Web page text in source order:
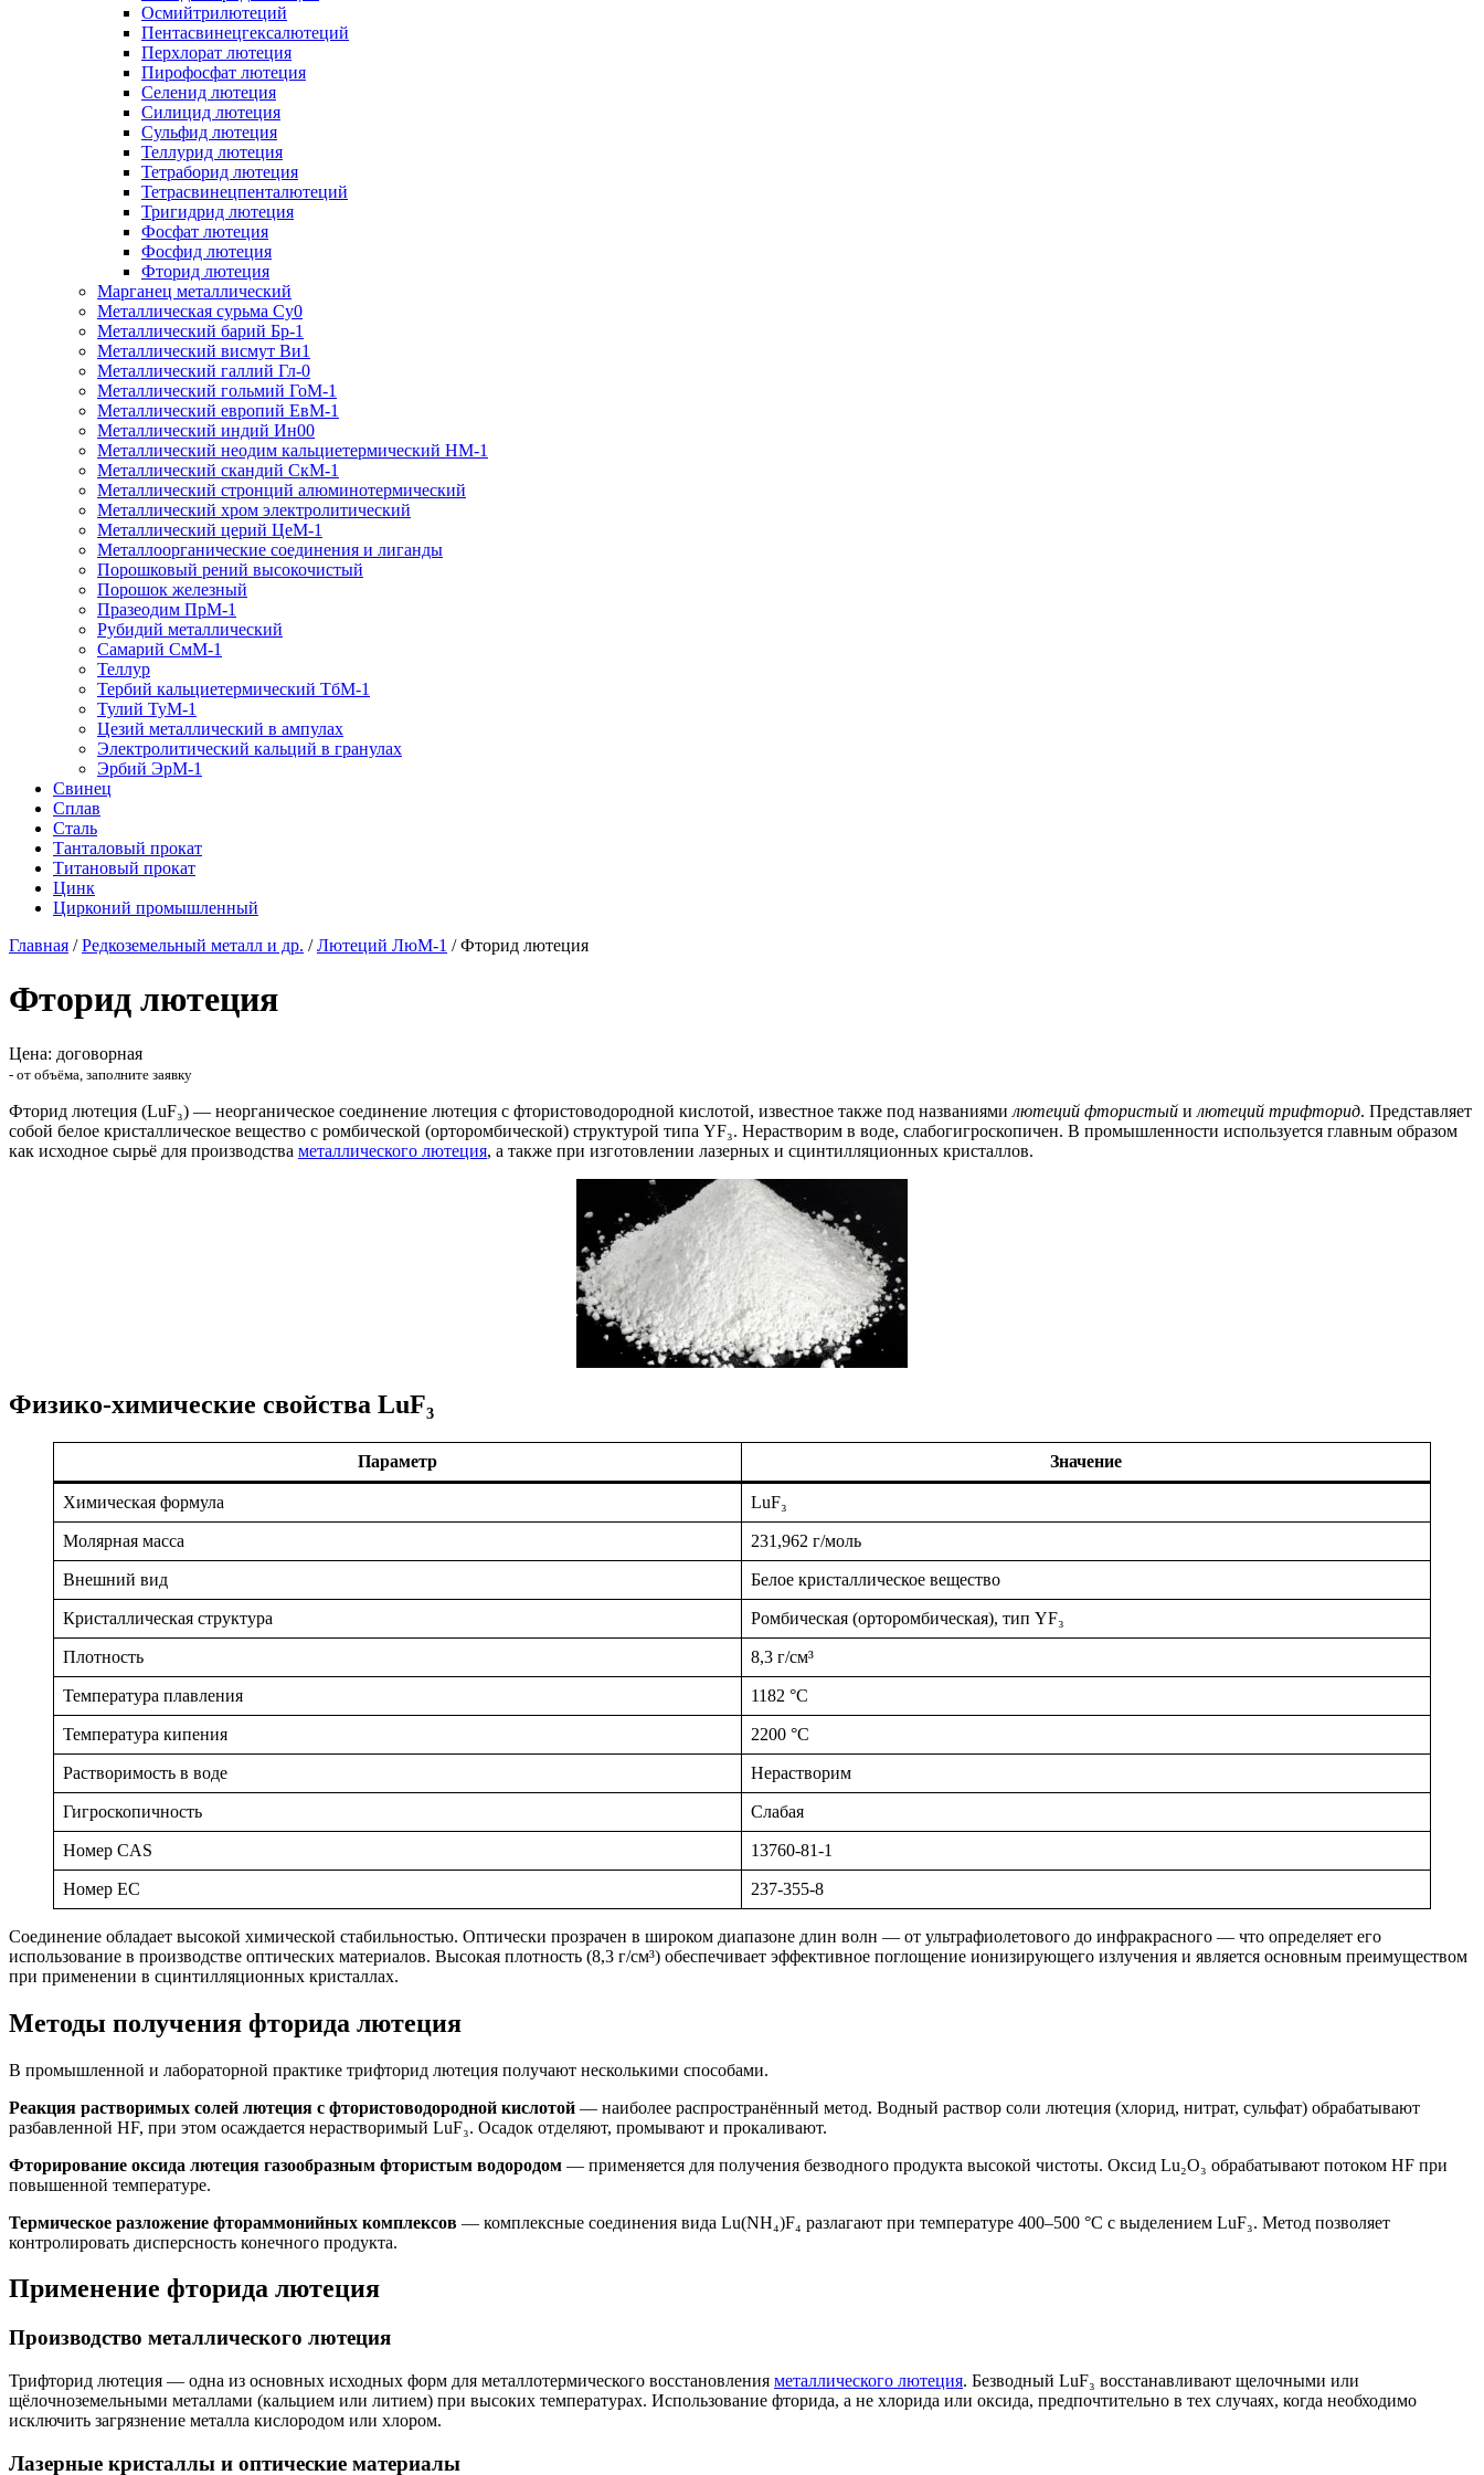
Осмийтрилютеций
Пентасвинецгексалютеций
Перхлорат лютеция
Пирофосфат лютеция
Селенид лютеция
Силицид лютеция
Сульфид лютеция
Теллурид лютеция
Тетраборид лютеция
Тетрасвинецпенталютеций
Тригидрид лютеция
Фосфат лютеция
Фосфид лютеция
Фторид лютеция
Марганец металлический
Металлическая сурьма Су0
Металлический барий Бр-1
Металлический висмут Ви1
Металлический галлий Гл-0
Металлический гольмий ГоМ-1
Металлический европий ЕвМ-1
Металлический индий Ин00
Металлический неодим кальциетермический НМ-1
Металлический скандий СкМ-1
Металлический стронций алюминотермический
Металлический хром электролитический
Металлический церий ЦеМ-1
Металлоорганические соединения и лиганды
Порошковый рений высокочистый
Порошок железный
Празеодим ПрМ-1
Рубидий металлический
Самарий СмМ-1
Теллур
Тербий кальциетермический ТбМ-1
Тулий ТуМ-1
Цезий металлический в ампулах
Электролитический кальций в гранулах
Эрбий ЭрМ-1
Свинец
Сплав
Сталь
Танталовый прокат
Титановый прокат
Цинк
Цирконий промышленный
Главная /Редкоземельный металл и др. /Лютеций ЛюМ-1 /Фторид лютеция
Фторид лютеция
Цена: договорная
- от объёма, заполните заявку
Фторид лютеция (LuF₃) — неорганическое соединение лютеция с фтористоводородной кислотой, известное также под названиями лютеций фтористый и лютеций трифторид. Представляет
собой белое кристаллическое вещество с ромбической (орторомбической) структурой типа YF₃. Нерастворим в воде, слабогигроскопичен. В промышленности используется главным образом
как исходное сырьё для производства металлического лютеция, а также при изготовлении лазерных и сцинтилляционных кристаллов.
Физико-химические свойства LuF₃
Параметр Значение
Химическая формула LuF₃
Молярная масса 231,962 г/моль
Внешний вид Белое кристаллическое вещество
Кристаллическая структура Ромбическая (орторомбическая), тип YF₃
Плотность 8,3 г/см³
Температура плавления 1182 °C
Температура кипения 2200 °C
Растворимость в воде Нерастворим
Гигроскопичность Слабая
Номер CAS 13760-81-1
Номер EC 237-355-8
Соединение обладает высокой химической стабильностью. Оптически прозрачен в широком диапазоне длин волн — от ультрафиолетового до инфракрасного — что определяет его
использование в производстве оптических материалов. Высокая плотность (8,3 г/см³) обеспечивает эффективное поглощение ионизирующего излучения и является основным преимуществом
при применении в сцинтилляционных кристаллах.
Методы получения фторида лютеция
В промышленной и лабораторной практике трифторид лютеция получают несколькими способами.
Реакция растворимых солей лютеция с фтористоводородной кислотой — наиболее распространённый метод. Водный раствор соли лютеция (хлорид, нитрат, сульфат) обрабатывают
разбавленной HF, при этом осаждается нерастворимый LuF₃. Осадок отделяют, промывают и прокаливают.
Фторирование оксида лютеция газообразным фтористым водородом — применяется для получения безводного продукта высокой чистоты. Оксид Lu₂O₃ обрабатывают потоком HF при
повышенной температуре.
Термическое разложение фтораммонийных комплексов — комплексные соединения вида Lu(NH₄)F₄ разлагают при температуре 400–500 °C с выделением LuF₃. Метод позволяет
контролировать дисперсность конечного продукта.
Применение фторида лютеция
Производство металлического лютеция
Трифторид лютеция — одна из основных исходных форм для металлотермического восстановления металлического лютеция. Безводный LuF₃ восстанавливают щелочными или
щёлочноземельными металлами (кальцием или литием) при высоких температурах. Использование фторида, а не хлорида или оксида, предпочтительно в тех случаях, когда необходимо
исключить загрязнение металла кислородом или хлором.
Лазерные кристаллы и оптические материалы